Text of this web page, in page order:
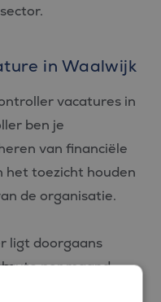
in Waalwijk
vacatures in
ben je
van financiële
het toezicht houden
de organisatie.
ligt doorgaans
per maand,
grootte van het